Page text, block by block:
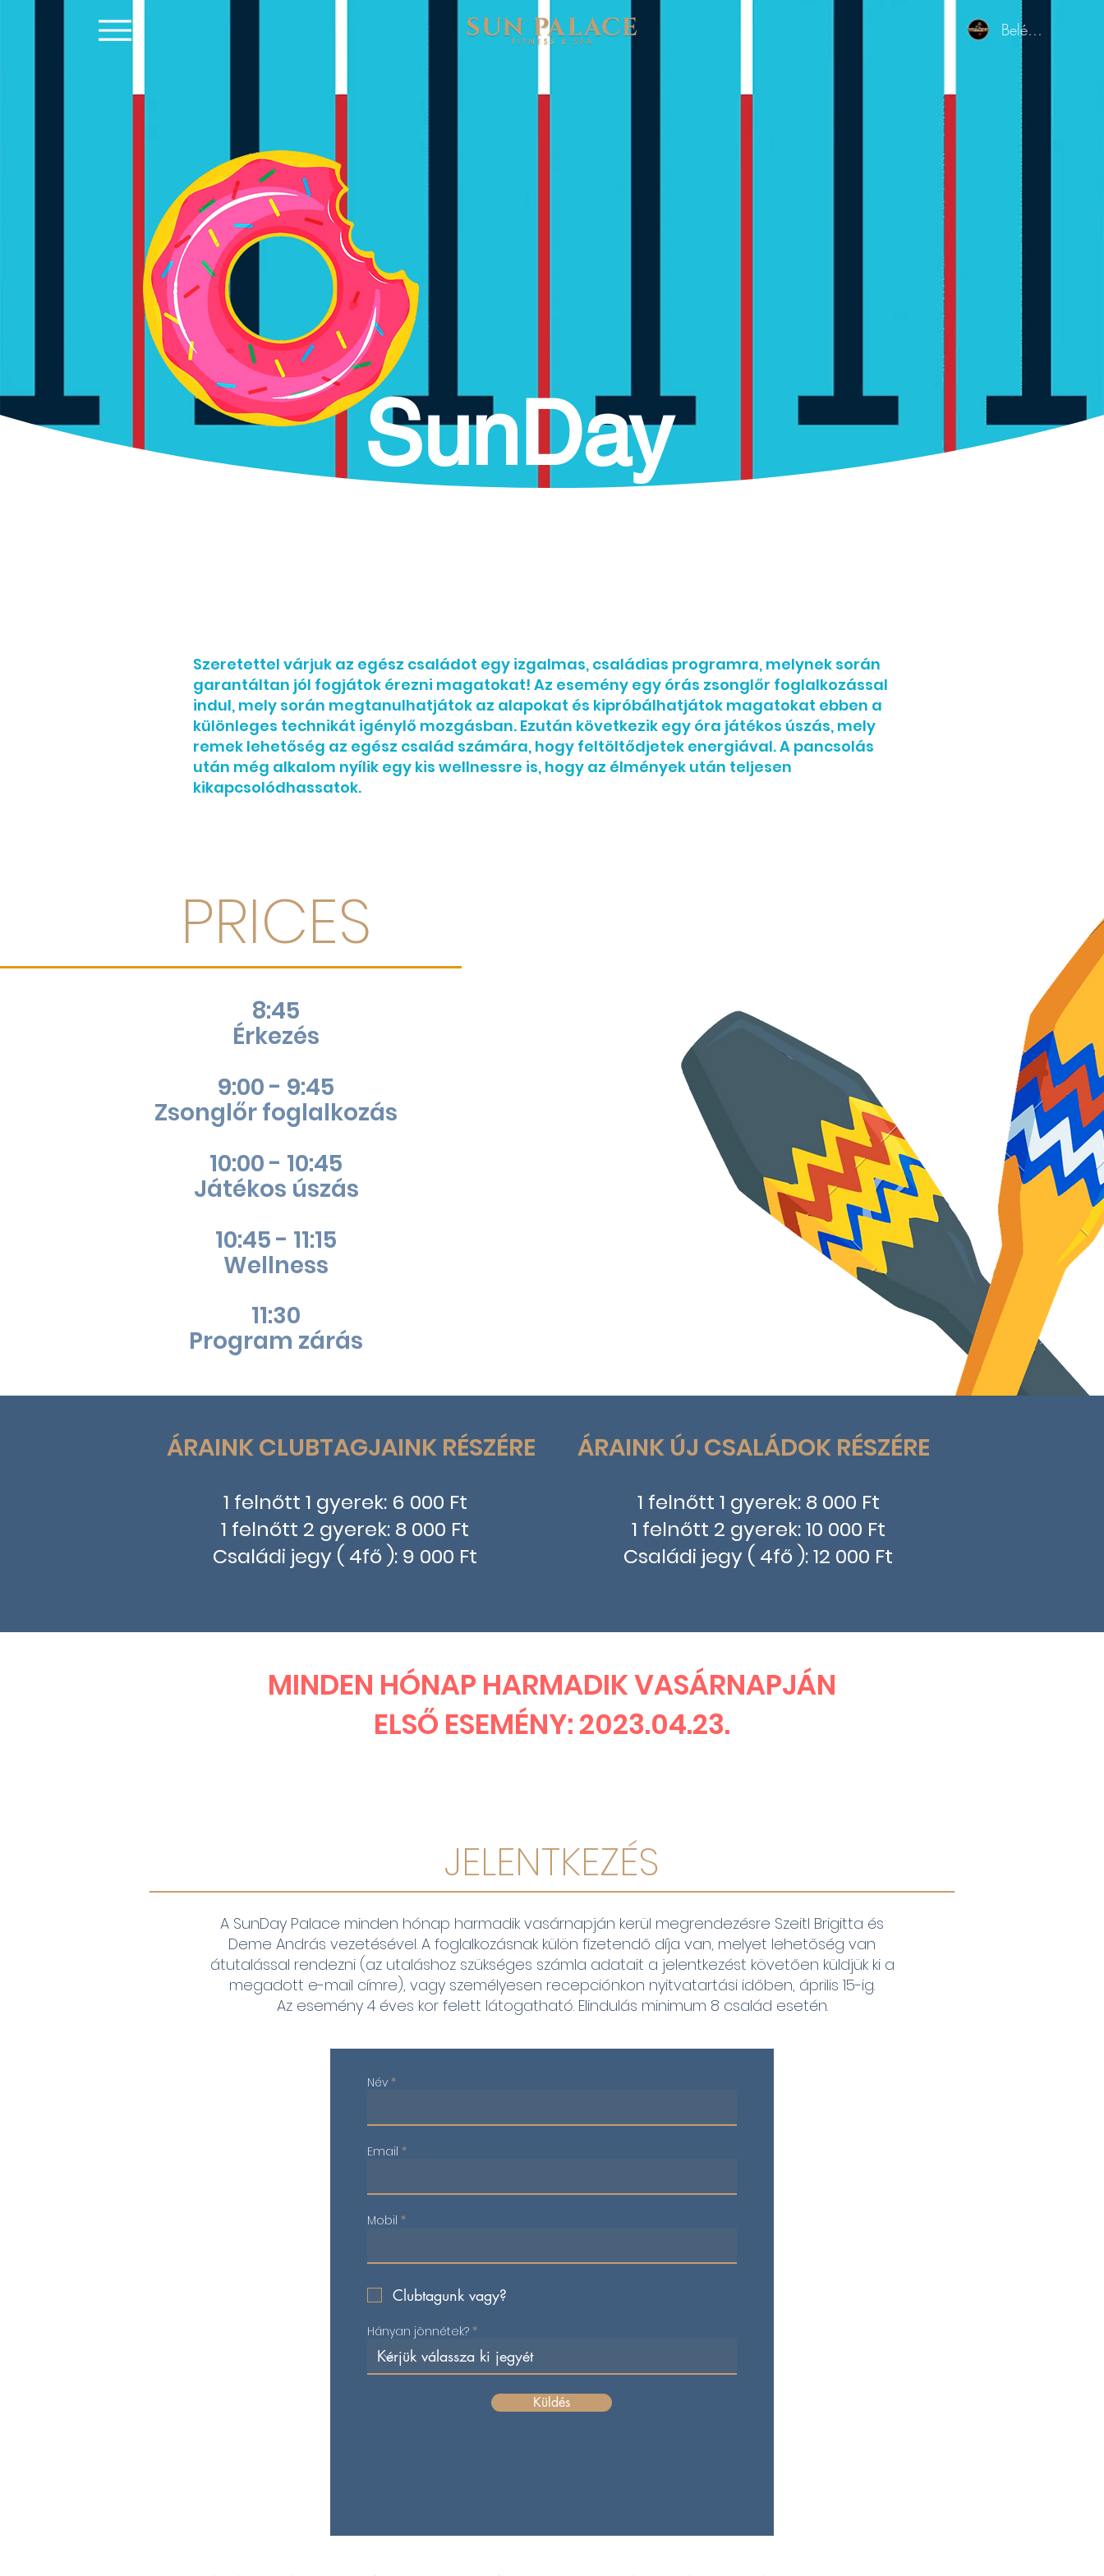
Belépés
SunDay
Szeretettel várjuk az egész családot egy izgalmas, családias programra, melynek során
garantáltan jól fogjátok érezni magatokat! Az esemény egy órás zsonglőr foglalkozással
indul, mely során megtanulhatjátok az alapokat és kipróbálhatjátok magatokat ebben a
különleges technikát igénylő mozgásban. Ezután következik egy óra játékos úszás, mely
remek lehetőség az egész család számára, hogy feltöltődjetek energiával. A pancsolás
után még alkalom nyílik egy kis wellnessre is, hogy az élmények után teljesen
kikapcsolódhassatok.
PRICES
8:45
Érkezés
9:00 - 9:45
Zsonglőr foglalkozás
10:00 - 10:45
Játékos úszás
10:45 - 11:15
Wellness
11:30
Program zárás
ÁRAINK CLUBTAGJAINK RÉSZÉRE
1 felnőtt 1 gyerek: 6 000 Ft
1 felnőtt 2 gyerek: 8 000 Ft
Családi jegy ( 4fő ): 9 000 Ft
ÁRAINK ÚJ CSALÁDOK RÉSZÉRE
1 felnőtt 1 gyerek: 8 000 Ft
1 felnőtt 2 gyerek: 10 000 Ft
Családi jegy ( 4fő ): 12 000 Ft
MINDEN HÓNAP HARMADIK VASÁRNAPJÁN
ELSŐ ESEMÉNY: 2023.04.23.
JELENTKEZÉS
A SunDay Palace minden hónap harmadik vasárnapján kerül megrendezésre Szeitl Brigitta és
Deme András vezetésével. A foglalkozásnak külön fizetendő díja van, melyet lehetőség van
átutalással rendezni (az utaláshoz szükséges számla adatait a jelentkezést követően küldjük ki a
megadott e-mail címre), vagy személyesen recepciónkon nyitvatartási időben, április 15-ig.
Az esemény 4 éves kor felett látogatható. Elindulás minimum 8 család esetén.
Név
Email
Mobil
Clubtagunk vagy?
Hányan jönnétek?
Küldés